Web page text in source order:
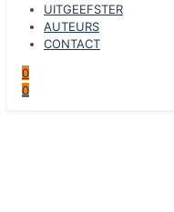
UITGEEFSTER
AUTEURS
CONTACT
0
0